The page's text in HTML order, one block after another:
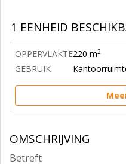
1 EENHEID
OPPERVLAKTE220 m2
GEBRUIK
OMSCHRIJVING
Betreft